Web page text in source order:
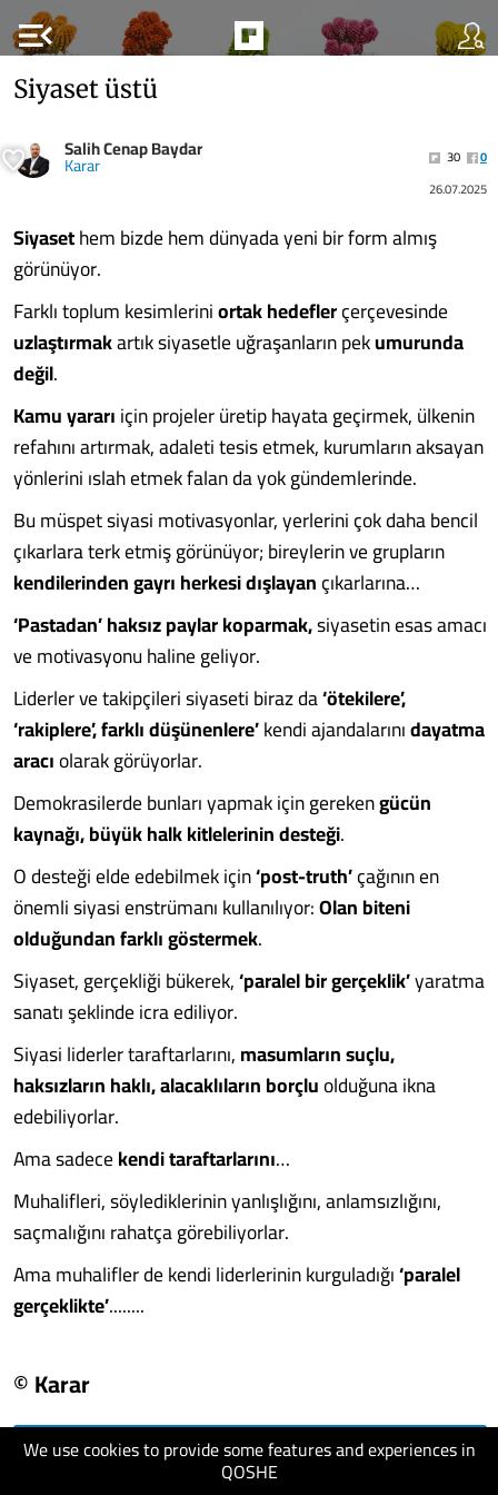
menu_open
We use cookies to provide some features and experiences in
QOSHE
Siyaset üstü
Salih Cenap Baydar
Karar 30
0
26.07.2025
Siyasethem bizde hem dünyada yeni bir form almış
görünüyor.
Farklı toplum kesimleriniortak hedeflerçerçevesinde
uzlaştırmakartık siyasetle uğraşanların pekumurunda
değil.
Kamu yararıiçin projeler üretip hayata geçirmek, ülkenin
refahını artırmak, adaleti tesis etmek, kurumların aksayan
yönlerini ıslah etmek falan da yok gündemlerinde.
Bu müspet siyasi motivasyonlar, yerlerini çok daha bencil
çıkarlara terk etmiş görünüyor; bireylerin ve grupların
kendilerinden gayrıherkesi dışlayançıkarlarına…
‘Pastadan’haksız paylar koparmak,siyasetin esas amacı
ve motivasyonu haline geliyor.
Liderler ve takipçileri siyaseti biraz da‘ötekilere’,
‘rakiplere’, farklı düşünenlere’kendi ajandalarınıdayatma
aracıolarak görüyorlar.
Demokrasilerde bunları yapmak için gerekengücün
kaynağı, büyük halk kitlelerinin desteği.
O desteği elde edebilmek için‘post-truth’çağının en
önemli siyasi enstrümanı kullanılıyor:Olan biteni
olduğundan farklı göstermek.
Siyaset, gerçekliği bükerek,‘paralel bir gerçeklik’yaratma
sanatı şeklinde icra ediliyor.
Siyasi liderler taraftarlarını,masumların suçlu,
haksızların haklı, alacaklıların borçluolduğuna ikna
edebiliyorlar.
Ama sadecekendi taraftarlarını…
Muhalifleri, söylediklerinin yanlışlığını, anlamsızlığını,
saçmalığını rahatça görebiliyorlar.
Ama muhalifler de kendi liderlerinin kurguladığı‘paralel
gerçeklikte’........
© Karar
visit website